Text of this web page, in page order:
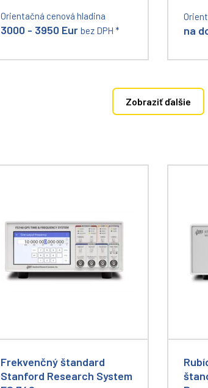
Orientačná cenová hladina
3000 - 3950 Eur bez DPH * na
Zobraziť ďalšie
Frekvenčný štandard
Stanford Research System